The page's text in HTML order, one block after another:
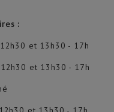
:
et 13h30 - 17h
et 13h30 - 17h